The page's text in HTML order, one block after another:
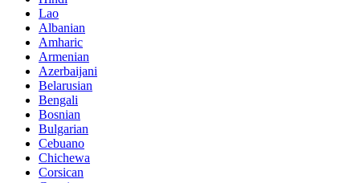
Lao
Albanian
Amharic
Armenian
Azerbaijani
Belarusian
Bengali
Bosnian
Bulgarian
Cebuano
Chichewa
Corsican